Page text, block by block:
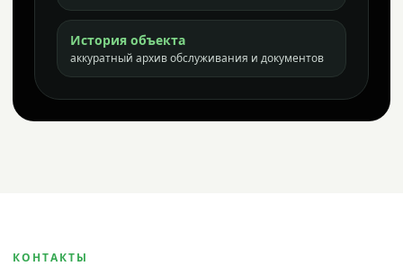
История объекта
аккуратный архив обслуживания и документов
КОНТАКТЫ